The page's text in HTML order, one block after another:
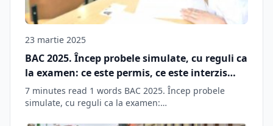
23 martie 2025
BAC 2025. Încep probele simulate, cu reguli ca
la examen: ce este permis, ce este interzis
elevilor
7 minutes read 1 words BAC 2025. Încep probele
simulate, cu reguli ca la examen:…